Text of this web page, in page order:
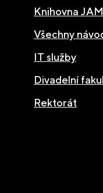
Knihovna
Všechny
IT služby
Divadelní
Rektorát